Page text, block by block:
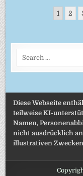
Beiträge
1 2
Diese Webseite
teilweise KI-
Namen,
nicht ausdrücklich
illustrativen